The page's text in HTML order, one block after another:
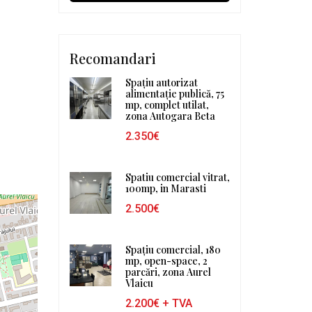
Recomandari
Spațiu autorizat
alimentație publică, 75
mp, complet utilat,
zona Autogara Beta
2.350€
Spatiu comercial vitrat,
100mp, in Marasti
2.500€
Spațiu comercial, 180
mp, open-space, 2
parcări, zona Aurel
Vlaicu
2.200€+ TVA